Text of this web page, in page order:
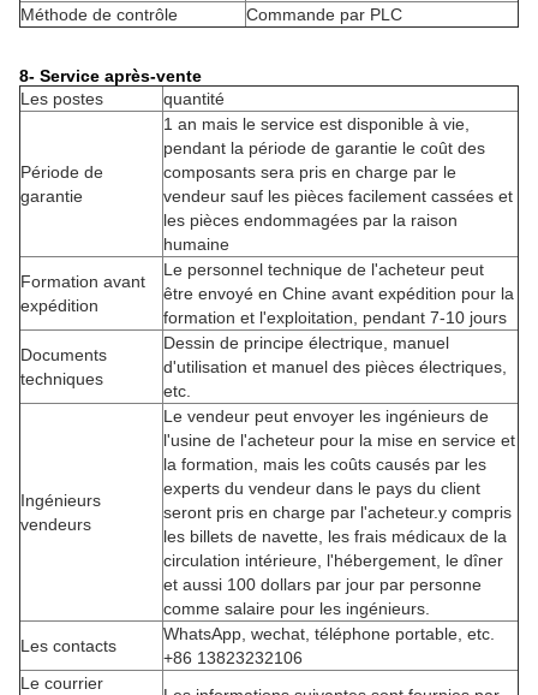
Méthode de contrôle
Commande par PLC
8- Service après-vente
Les postes
quantité
Période de
garantie
1 an mais le service est disponible à vie,
pendant la période de garantie le coût des
composants sera pris en charge par le
vendeur sauf les pièces facilement cassées et
les pièces endommagées par la raison
humaine
Formation avant
expédition
Le personnel technique de l'acheteur peut
être envoyé en Chine avant expédition pour la
formation et l'exploitation, pendant 7-10 jours
Documents
techniques
Dessin de principe électrique, manuel
d'utilisation et manuel des pièces électriques,
etc.
Ingénieurs
vendeurs
Le vendeur peut envoyer les ingénieurs de
l'usine de l'acheteur pour la mise en service et
la formation, mais les coûts causés par les
experts du vendeur dans le pays du client
seront pris en charge par l'acheteur.y compris
les billets de navette, les frais médicaux de la
circulation intérieure, l'hébergement, le dîner
et aussi 100 dollars par jour par personne
comme salaire pour les ingénieurs.
Les contacts
WhatsApp, wechat, téléphone portable, etc.
+86 13823232106
Le courrier